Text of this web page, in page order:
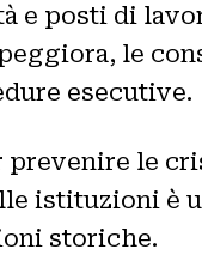
e posti di
le
esecutive.
le
istituzioni è
storiche.